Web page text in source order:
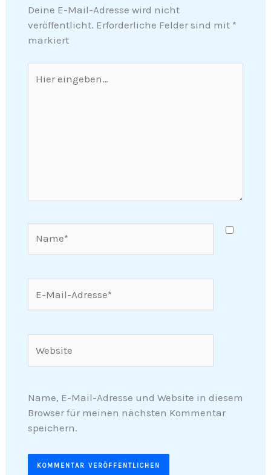
Deine E-Mail-Adresse wird nicht
veröffentlicht. Erforderliche Felder sind mit *
markiert
eingeben…
Mail-
Name, E-Mail-Adresse und Website in diesem
Browser für meinen nächsten Kommentar
speichern.